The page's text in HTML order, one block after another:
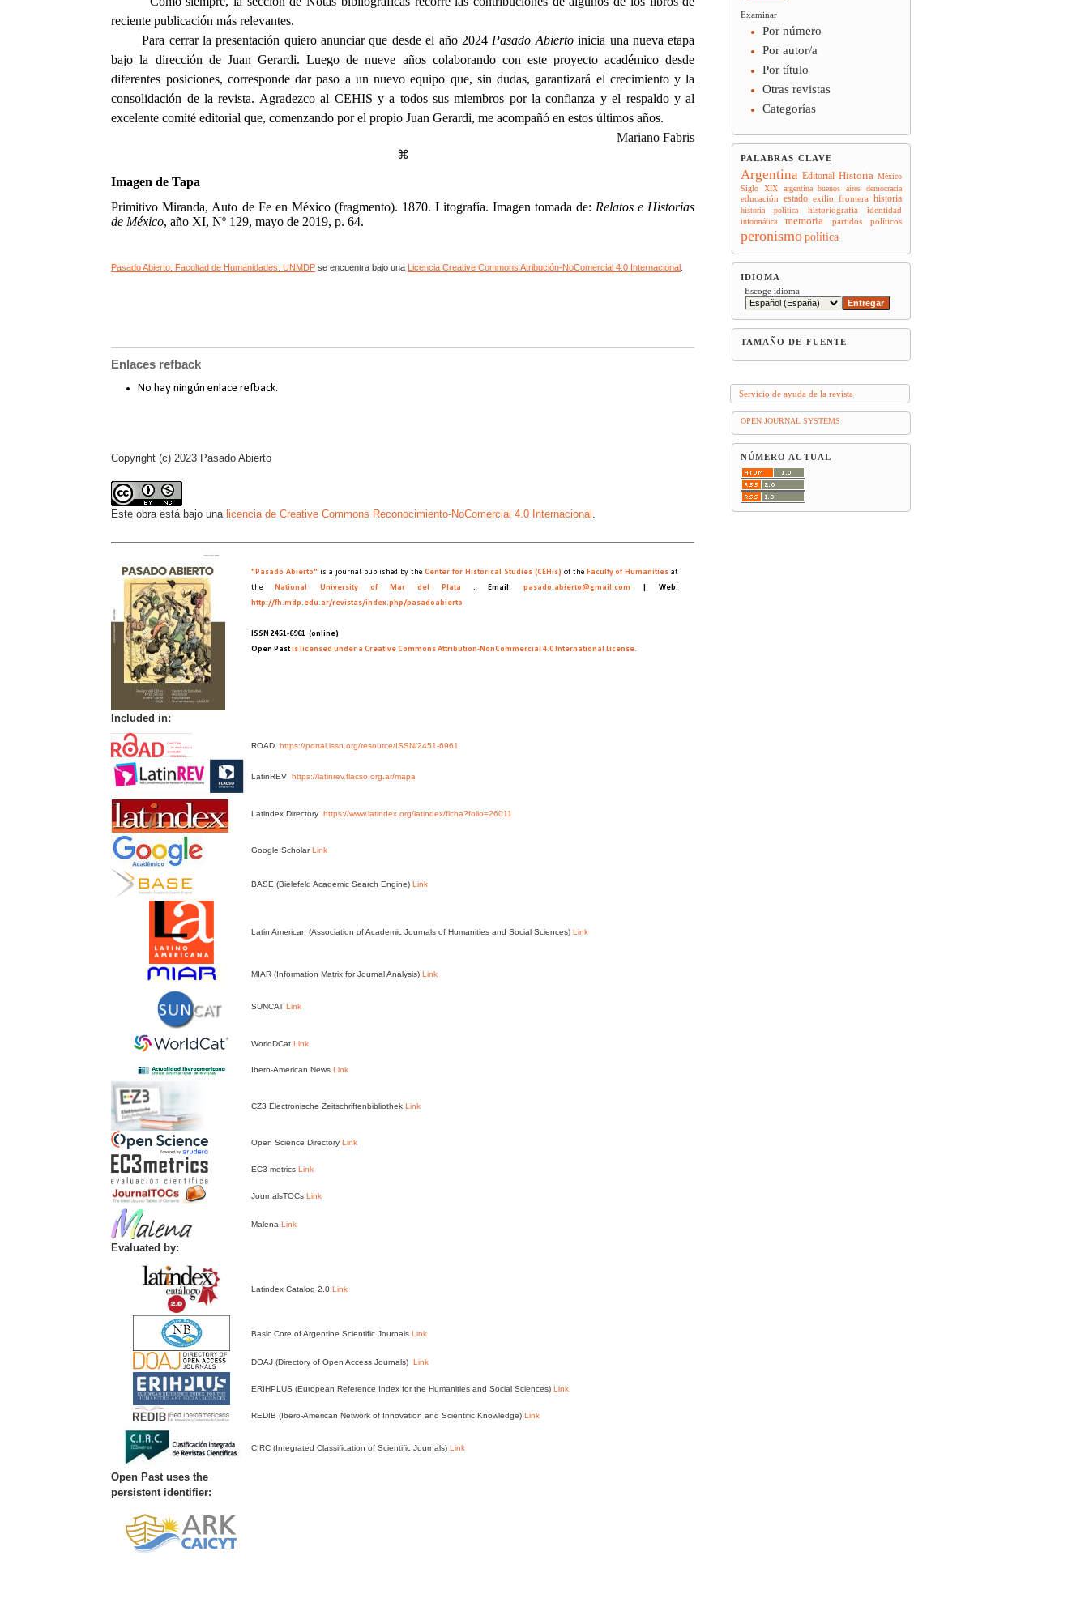
Examinar
Por número
Por autor/a
Por título
Otras revistas
Categorías
PALABRAS CLAVE
Argentina Editorial Historia México
Siglo XIX
argentina buenos aires democracia
educación estado exilio frontera historia
historia política historiografía identidad
informática memoria partidos políticos
peronismo política
IDIOMA
Escoge idioma
TAMAÑO DE FUENTE
Servicio de ayuda de la revista
OPEN JOURNAL SYSTEMS
NÚMERO ACTUAL
reciente publicación más relevantes.
Para cerrar la presentación quiero anunciar que desde el año 2024 Pasado Abiertoinicia una nueva etapa
bajo la dirección de Juan Gerardi. Luego de nueve años colaborando con este proyecto académico desde
diferentes posiciones, corresponde dar paso a un nuevo equipo que, sin dudas, garantizará el crecimiento y la
consolidación de la revista. Agradezco al CEHIS y a todos sus miembros por la confianza y el respaldo y al
excelente comité editorial que, comenzando por el propio Juan Gerardi, me acompañó en estos últimos años.
Mariano Fabris
⌘
Imagen de Tapa
Primitivo Miranda, Auto de Fe en México (fragmento). 1870. Litografía. Imagen tomada de: Relatos e Historias
de México, año XI, Nº 129, mayo de 2019, p. 64.
Pasado Abierto, Facultad de Humanidades, UNMDP se encuentra bajo una Licencia Creative Commons Atribución-NoComercial 4.0 Internacional
Enlaces refback
No hay ningún enlace refback.
Copyright (c) 2023 Pasado Abierto
Este obra está bajo unalicencia de Creative Commons Reconocimiento-NoComercial 4.0 Internacional
"Pasado Abierto" is a journal published by theCenter for Historical Studies (CEHis) of theFaculty of Humanities at
the National University of Mar del Plata . Email:pasado.abierto@gmail.com |Web:
http://fh.mdp.edu.ar/revistas/index.php/pasadoabierto
ISSN 2451-6961(online)
Open Pastis licensed under a Creative Commons Attribution-NonCommercial 4.0 International License.
Included in:
ROADhttps://portal.issn.org/resource/ISSN/2451-6961
LatinREVhttps://latinrev.flacso.org.ar/mapa
Latindex Directoryhttps://www.latindex.org/latindex/ficha?folio=26011
Google ScholarLink
BASE (Bielefeld Academic Search Engine)Link
Latin American (Association of Academic Journals of Humanities and Social Sciences)Link
MIAR (Information Matrix for Journal Analysis)Link
SUNCATLink
WorldDCatLink
Ibero-American NewsLink
CZ3 Electronische ZeitschriftenbibliothekLink
Open Science DirectoryLink
EC3 metricsLink
JournalsTOCsLink
MalenaLink
Evaluated by:
Latindex Catalog 2.0Link
Basic Core of Argentine Scientific JournalsLink
DOAJ (Directory of Open Access Journals)Link
ERIHPLUS (European Reference Index for the Humanities and Social Sciences)Link
REDIB (Ibero-American Network of Innovation and Scientific Knowledge)Link
CIRC (Integrated Classification of Scientific Journals)Link
Open Past uses the
persistent identifier: